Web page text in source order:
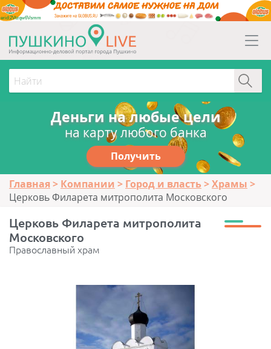
erid:2Vtzqw6Vsmm
Деньги на любые цели
на карту любого банка
Получить
Главная Компании Город и власть
Храмы
Церковь Филарета митрополита Московского
Церковь Филарета митрополита
Московского
Православный храм